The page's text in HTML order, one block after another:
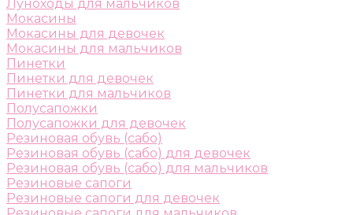
Луноходы для мальчиков
Мокасины
Мокасины для девочек
Мокасины для мальчиков
Пинетки
Пинетки для девочек
Пинетки для мальчиков
Полусапожки
Полусапожки для девочек
Резиновая обувь (сабо)
Резиновая обувь (сабо) для девочек
Резиновая обувь (сабо) для мальчиков
Резиновые сапоги
Резиновые сапоги для девочек